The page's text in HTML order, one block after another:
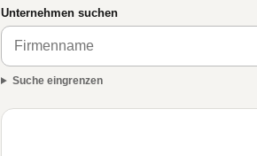
Unternehmen suchen
Suche eingrenzen